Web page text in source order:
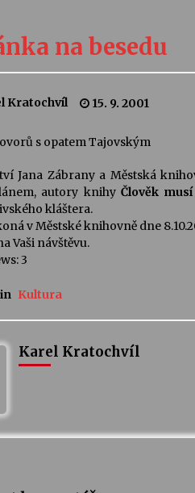
Camerata a Sukuba Ensemble
4. 8. 2026
Pozvánka na integrační festival
Quijotova šedesátka: 28. 7.–1. 8.
28. 7. 2026
Letní koncerty ve Stromovce:
Miller
22. 7. 2026
Za kulturou kousek za Humpolec.
na besedu
Kratochvíl 15. 9. 2001
s opatem Tajovským
Jana Zábrany a Městská
autory knihy Člověk
kláštera.
v Městské knihovně dne
Vaši návštěvu.
3
Kultura
Karel Kratochvíl